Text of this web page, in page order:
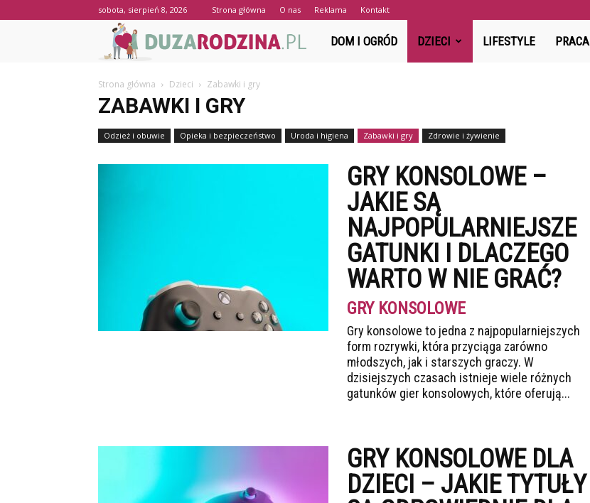
sobota, sierpień 8, 2026 Strona główna O nas Reklama Kontakt
DuzaRodzina.pl
DOM I OGRÓD DZIECI LIFESTYLE PRACA
Strona główna Dzieci Zabawki i gry
ZABAWKI I GRY
Odzież i obuwie Opieka i bezpieczeństwo Uroda i higiena Zabawki i gry Zdrowie i żywienie
GRY KONSOLOWE –
JAKIE SĄ
NAJPOPULARNIEJSZE
GATUNKI I DLACZEGO
WARTO W NIE GRAĆ?
GRY KONSOLOWE
Gry konsolowe to jedna z najpopularniejszych
form rozrywki, która przyciąga zarówno
młodszych, jak i starszych graczy. W
dzisiejszych czasach istnieje wiele różnych
gatunków gier konsolowych, które oferują...
GRY KONSOLOWE DLA
DZIECI – JAKIE TYTUŁY